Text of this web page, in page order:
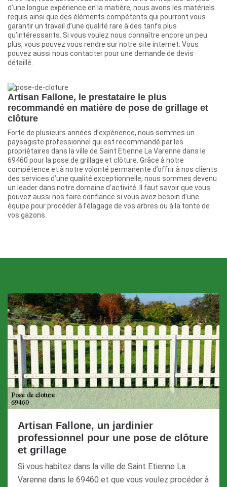
d’une longue expérience en la matière, nous avons les matériels
requis ainsi que des éléments compétents qui pourront vous
garantir un travail d’une qualité rare à des tarifs plus
qu’intéressants. Si vous voulez nous connaître encore un peu
plus, vous pouvez vous rendre sur notre site internet. Vous
pouvez aussi nous contacter pour une demande de devis
détaillé.
Artisan Fallone, le prestataire le plus
recommandé en matière de pose de grillage et
clôture
Forte de plusieurs années d’expérience, nous sommes un
paysagiste professionnel qui est recommandé par les
propriétaires dans la ville de Saint Etienne La Varenne dans le
69460 pour la pose de grillage et clôture. Grâce à notre
compétence et à notre volonté permanente d’offrir à nos clients
des services d’une qualité exceptionnelle, nous sommes devenu
un leader dans notre domaine d’activité. Il faut savoir que vous
pouvez aussi nos faire confiance si vous avez besoin d’une
équipe pour procéder à l’élagage de vos arbres ou à la tonte de
vos gazons.
Artisan Fallone, un jardinier
professionnel pour une pose de clôture
et grillage
Si vous habitez dans la ville de Saint Etienne La
Varenne dans le 69460 et que vous voulez procéder à